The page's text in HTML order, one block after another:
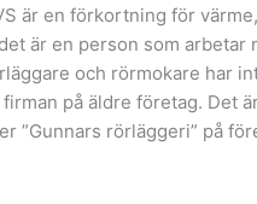
är en förkortning för
är en person som arbetar
och rörmokare har
på äldre företag. Det
”Gunnars rörläggeri” på